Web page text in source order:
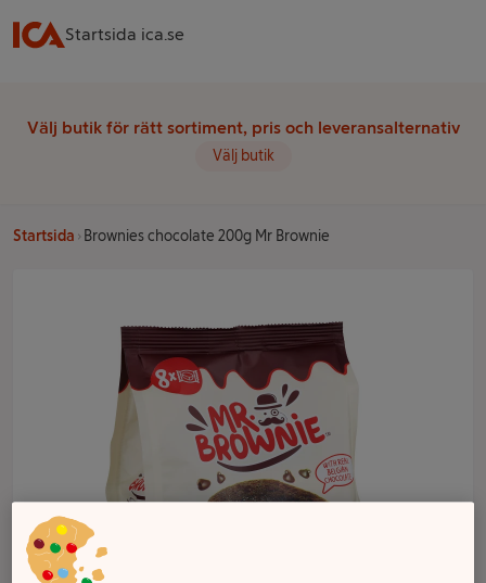
Startsida ica.se
Välj butik för rätt sortiment, pris och leveransalternativ
Välj butik
Startsida Brownies chocolate 200g Mr Brownie